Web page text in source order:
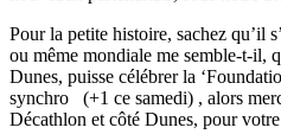
Pour la petite histoire, sachez qu’il
ou même mondiale me semble-t-il,
Dunes, puisse célébrer la
synchro (+1 ce samedi) , alors
Décathlon et côté Dunes, pour